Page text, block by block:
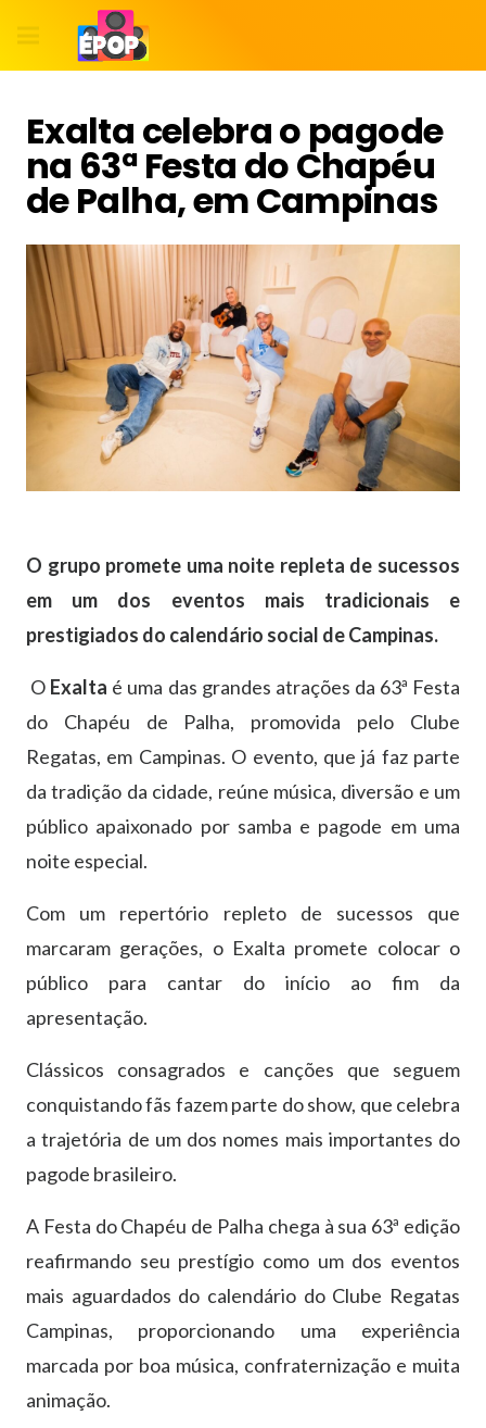
Exalta celebra o pagode
na 63ª Festa do Chapéu
de Palha, em Campinas
O grupo promete uma noite repleta de sucessos
em um dos eventos mais tradicionais e
prestigiados do calendário social de Campinas.
O Exalta é uma das grandes atrações da 63ª Festa
do Chapéu de Palha, promovida pelo Clube
Regatas, em Campinas. O evento, que já faz parte
da tradição da cidade, reúne música, diversão e um
público apaixonado por samba e pagode em uma
noite especial.
Com um repertório repleto de sucessos que
marcaram gerações, o Exalta promete colocar o
público para cantar do início ao fim da
apresentação.
Clássicos consagrados e canções que seguem
conquistando fãs fazem parte do show, que celebra
a trajetória de um dos nomes mais importantes do
pagode brasileiro.
A Festa do Chapéu de Palha chega à sua 63ª edição
reafirmando seu prestígio como um dos eventos
mais aguardados do calendário do Clube Regatas
Campinas, proporcionando uma experiência
marcada por boa música, confraternização e muita
animação.